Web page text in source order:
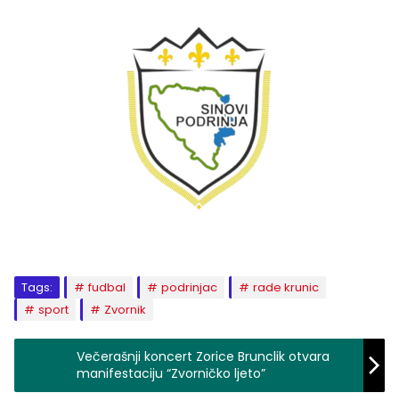
Tags: fudbal podrinjac
rade krunic
sport
Zvornik
Večerašnji koncert Zorice Brunclik otvara
manifestaciju “Zvorničko ljeto”